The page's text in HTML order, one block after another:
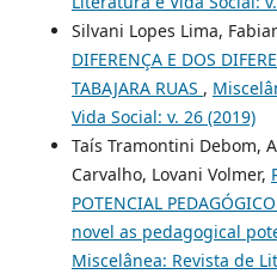
Silvani Lopes Lima,
DIFERENÇA E DOS
TABAJARA RUAS ,
Vida Social: v. 26 (2019)
Taís Tramontini Debom,
Carvalho, Lovani Volmer,
POTENCIAL
novel as pedagogical
Miscelânea: Revista de